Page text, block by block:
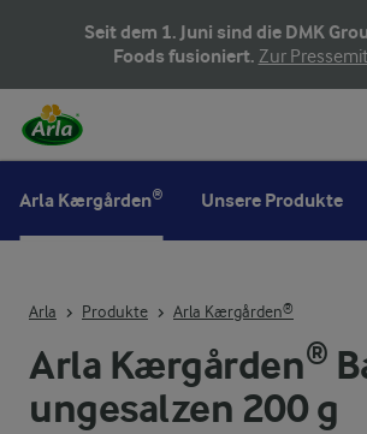
Seit dem 1. Juni sind die DMK
Foods fusioniert. Zur
Arla Kærgården® Unsere Produkte
Arla Produkte Arla Kærgården®
Arla Kærgården®
ungesalzen 200 g